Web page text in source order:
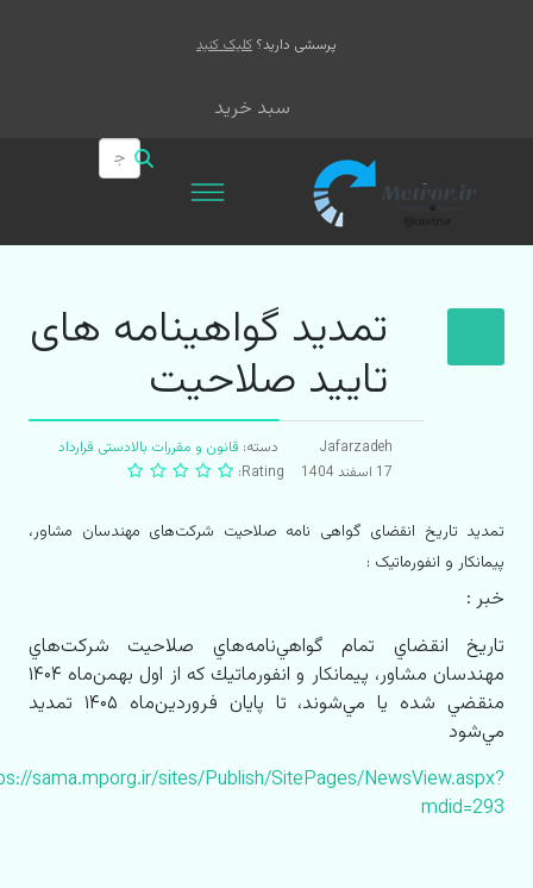
پرسشی دارید؟ کلیک کنید
سبد خرید
تمدید گواهینامه های
تایید صلاحیت
Jafarzadeh دسته: قانون و مقررات بالادستی قرارداد
17 اسفند 1404
Rating:
تمدید تاریخ انقضای گواهی نامه صلاحیت شركت‌های مهندسان مشاور،
پیمانكار و انفورماتیک :
خبر :
تاريخ انقضاي تمام گواهي‌نامه‌هاي صلاحيت شركت‌هاي
مهندسان مشاور، پيمانكار و انفورماتيك كه از اول بهمن‌ماه ۱۴۰۴
منقضي شده يا مي‌شوند، تا پايان فروردين‌ماه ۱۴۰۵ تمديد
مي‌شود
sama.mporg.ir/sites/Publish/SitePages/NewsView.aspx?
mdid=293